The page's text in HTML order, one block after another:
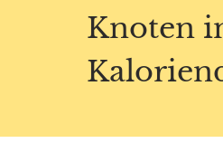
Knoten